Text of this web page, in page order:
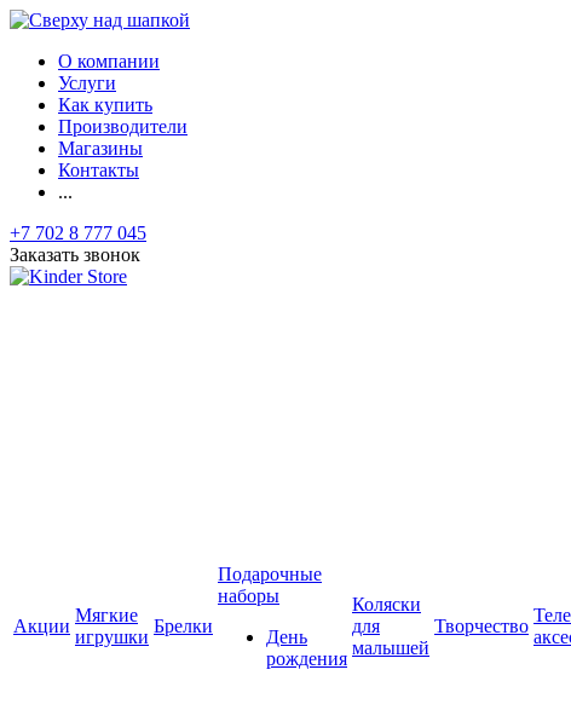
О компании
Услуги
Как купить
Производители
Магазины
Контакты
...
+7 702 8 777 045
Заказать звонок
Акции
Мягкие
игрушки
Брелки
Подарочные
наборы
День
рождения
Коляски
для
малышей
Творчество